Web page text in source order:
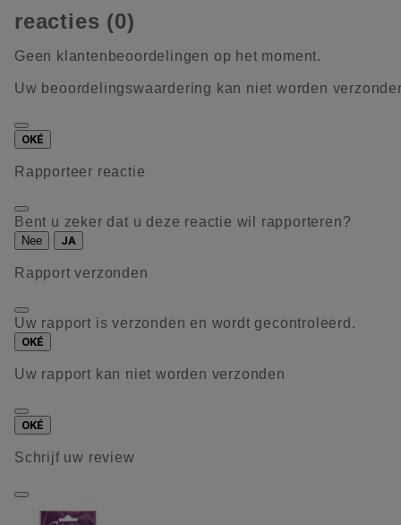
reacties (0)
Geen klantenbeoordelingen op het moment.
Uw beoordelingswaardering kan niet worden
OKÉ
Rapporteer reactie
Bent u zeker dat u deze reactie wil rapporteren?
Nee JA
Rapport verzonden
Uw rapport is verzonden en wordt gecontroleerd.
OKÉ
Uw rapport kan niet worden verzonden
OKÉ
Schrijf uw review